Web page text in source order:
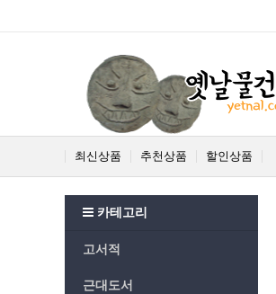
최신상품 추천상품 할인상품
카테고리
고서적
근대도서